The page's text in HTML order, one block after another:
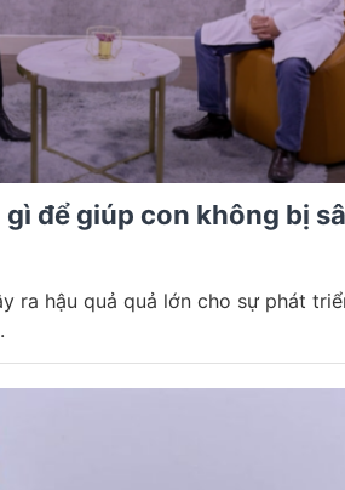
gì để giúp con không bị
ra hậu quả quả lớn cho sự phát